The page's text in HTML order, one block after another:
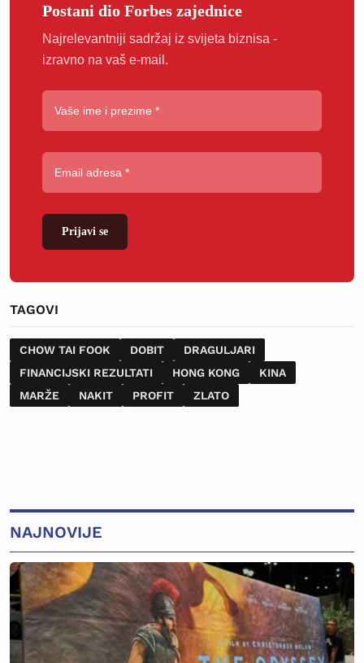
Postani dio Forbes zajednice
Najrelevantniji sadržaj iz svijeta biznisa -
izravno na vaš e-mail.
Prijavi se
TAGOVI
CHOW TAI FOOK DOBIT
DRAGULJARI
FINANCIJSKI REZULTATI
HONG KONG
KINA
MARŽE
NAKIT PROFIT ZLATO
NAJNOVIJE